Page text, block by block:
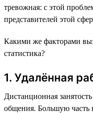
тревожная: с этой
представителей этой
Какими же факторами
статистика?
1. Удалённая
Дистанционная
общения. Большую часть